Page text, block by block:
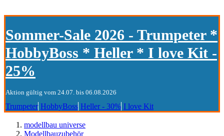
Sommer-Sale 2026 - Trumpeter *
HobbyBoss * Heller * I love Kit -
25%
Aktion gültig vom 24.07. bis 06.08.2026
Trumpeter HobbyBoss Heller - 30% I love Kit
modellbau universe
Modellbauzubehör